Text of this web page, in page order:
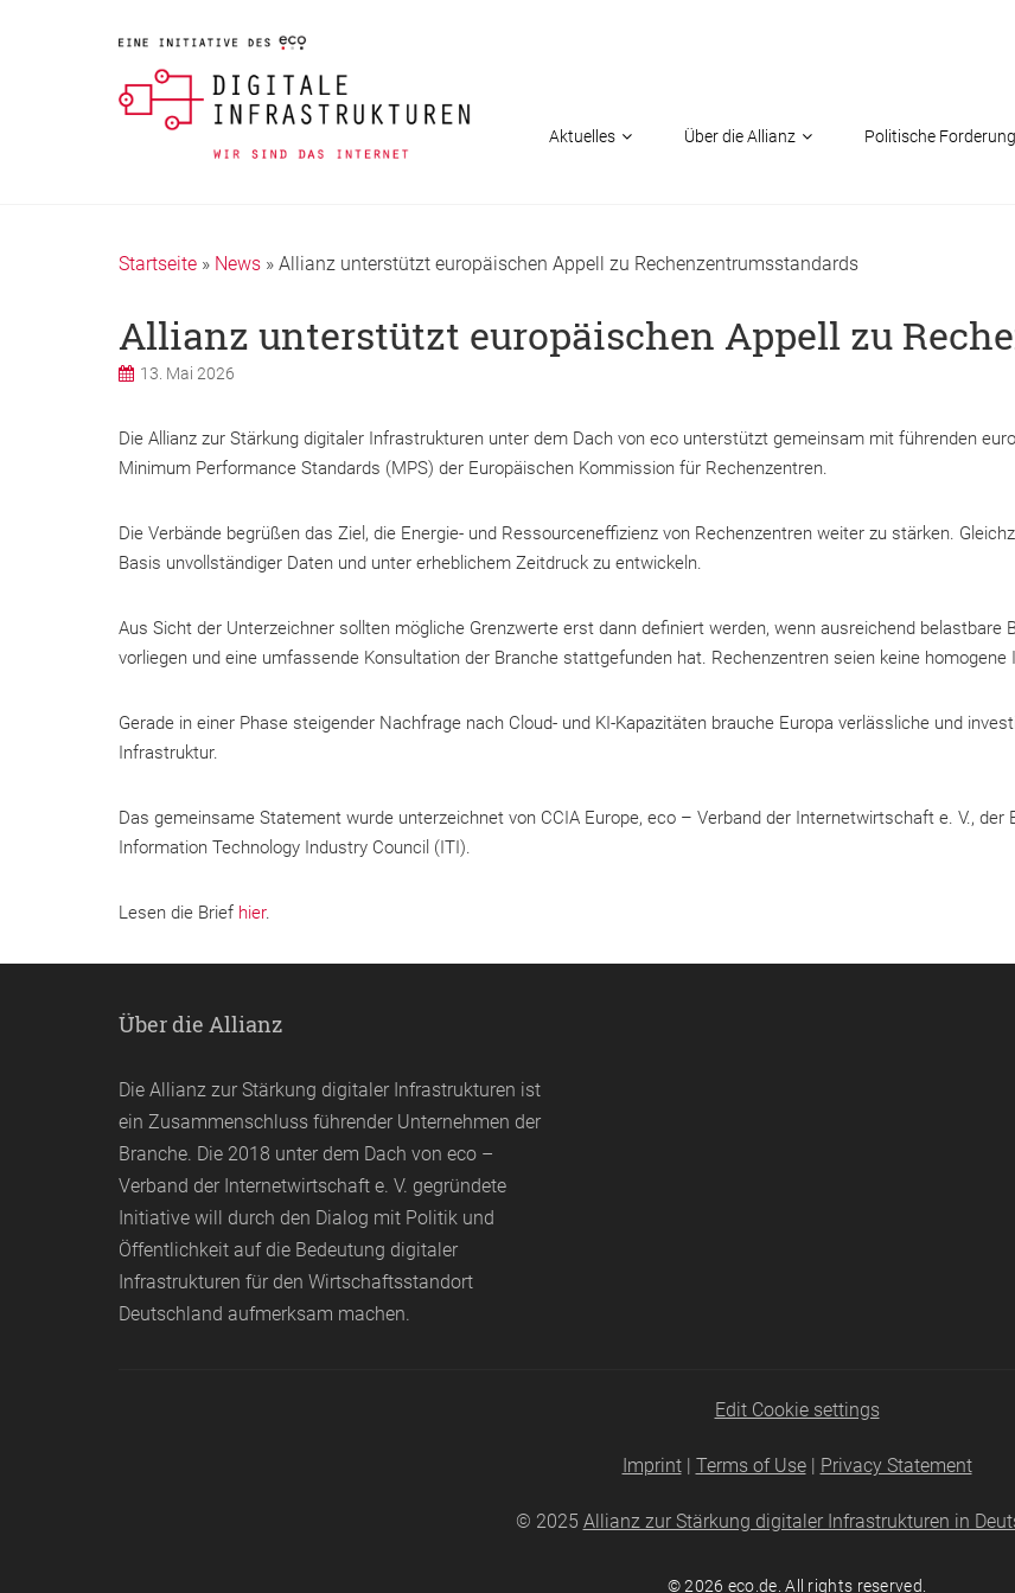
Aktuelles Über die Allianz Politische
Startseite » News » Allianz unterstützt europäischen Appell zu Rechenzentrumsstandards
Allianz unterstützt europäischen Appell zu
13. Mai 2026
Die Allianz zur Stärkung digitaler Infrastrukturen unter dem Dach von eco unterstützt gemeinsam mit führenden
Minimum Performance Standards (MPS) der Europäischen Kommission für Rechenzentren.
Die Verbände begrüßen das Ziel, die Energie- und Ressourceneffizienz von Rechenzentren weiter zu stärken.
Basis unvollständiger Daten und unter erheblichem Zeitdruck zu entwickeln.
Aus Sicht der Unterzeichner sollten mögliche Grenzwerte erst dann definiert werden, wenn ausreichend
vorliegen und eine umfassende Konsultation der Branche stattgefunden hat. Rechenzentren seien keine
Gerade in einer Phase steigender Nachfrage nach Cloud- und KI-Kapazitäten brauche Europa verlässliche und
Infrastruktur.
Das gemeinsame Statement wurde unterzeichnet von CCIA Europe, eco – Verband der Internetwirtschaft e. V.,
Information Technology Industry Council (ITI).
Lesen die Brief hier.
Über die Allianz
Die Allianz zur Stärkung digitaler Infrastrukturen ist
ein Zusammenschluss führender Unternehmen der
Branche. Die 2018 unter dem Dach von eco –
Verband der Internetwirtschaft e. V. gegründete
Initiative will durch den Dialog mit Politik und
Öffentlichkeit auf die Bedeutung digitaler
Infrastrukturen für den Wirtschaftsstandort
Deutschland aufmerksam machen.
Edit Cookie settings
Imprint| Terms of Use| Privacy Statement
© 2025 Allianz zur Stärkung digitaler Infrastrukturen in
© 2026 eco.de . All rights reserved.